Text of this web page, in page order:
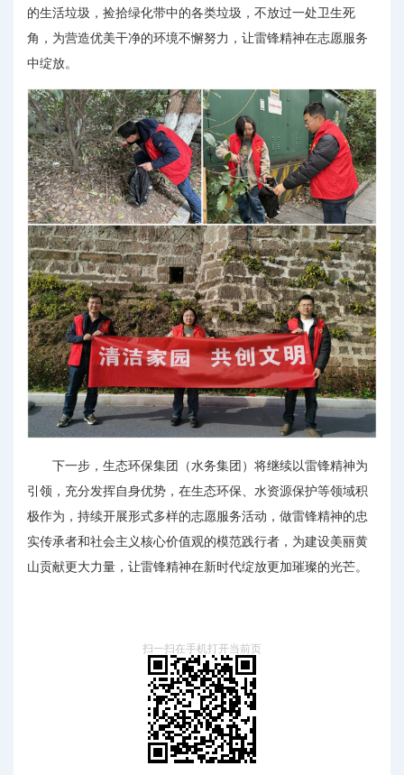
的生活垃圾，捡拾绿化带中的各类垃圾，不放过一处卫生死
角，为营造优美干净的环境不懈努力，让雷锋精神在志愿服务
中绽放。
下一步，生态环保集团（水务集团）将继续以雷锋精神为
引领，充分发挥自身优势，在生态环保、水资源保护等领域积
极作为，持续开展形式多样的志愿服务活动，做雷锋精神的忠
实传承者和社会主义核心价值观的模范践行者，为建设美丽黄
山贡献更大力量，让雷锋精神在新时代绽放更加璀璨的光芒。
扫一扫在手机打开当前页